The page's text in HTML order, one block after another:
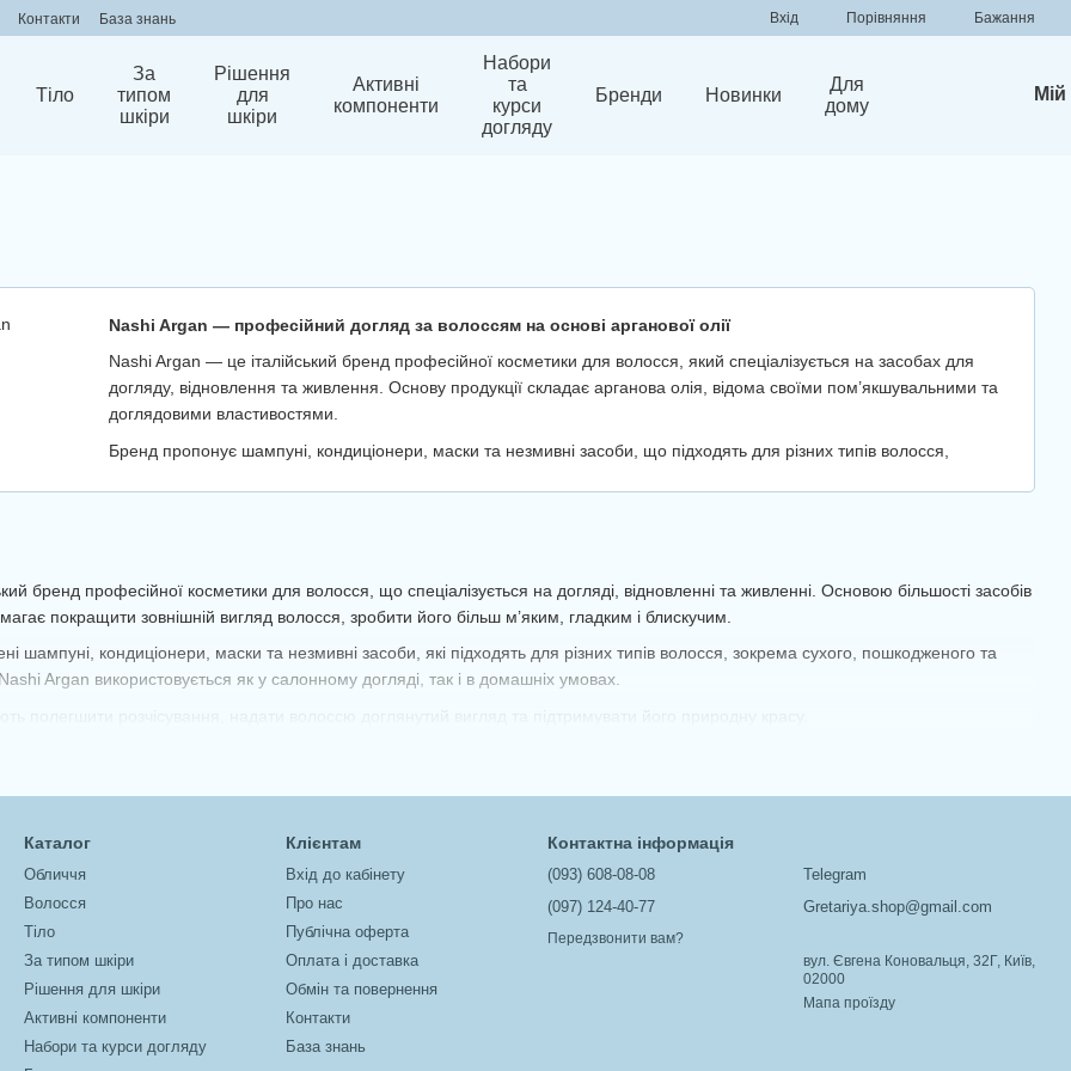
Контакти База знань Вхід Порівняння Бажання
Тіло
За
типом
шкіри
Рішення
для
шкіри
Активні
компоненти
Набори
та
курси
догляду
Бренди Новинки
Для
дому
бренд професійної косметики для волосся, що спеціалізується на догляді, відновленні та живленні. Основою більшості засобів
покращити зовнішній вигляд волосся, зробити його більш м’яким, гладким і блискучим.
шампуні, кондиціонери, маски та незмивні засоби, які підходять для різних типів волосся, зокрема сухого, пошкодженого та
Argan використовується як у салонному догляді, так і в домашніх умовах.
Nashi Argan — професійний догляд за волоссям на основі арганової олії
Nashi Argan — це італійський бренд професійної косметики для волосся, який спеціалізується на засобах для
догляду, відновлення та живлення. Основу продукції складає арганова олія, відома своїми пом’якшувальними та
доглядовими властивостями.
Бренд пропонує шампуні, кондиціонери, маски та незмивні засоби, що підходять для різних типів волосся,
Каталог
Обличчя
Волосся
Тіло
За типом шкіри
Рішення для шкіри
Активні компоненти
Набори та курси догляду
Клієнтам
Вхід до кабінету
Про нас
Публічна оферта
Оплата і доставка
Обмін та повернення
Контакти
База знань
Контактна інформація
(093) 608-08-08
(097) 124-40-77
Передзвонити вам?
Telegram
Gretariya.shop@gmail.com
вул. Євгена Коновальця, 32Г, Київ,
02000
Мапа проїзду